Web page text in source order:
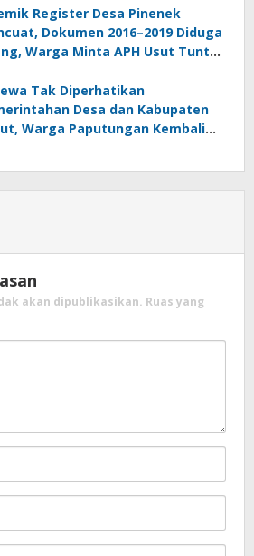
Register Desa Pinenek
Dokumen 2016–2019 Diduga
Warga Minta APH Usut Tuntas
HK
Tak Diperhatikan
Desa dan Kabupaten
Warga Paputungan Kembali
akan dipublikasikan. Ruas yang